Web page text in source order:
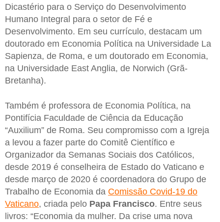
Dicastério para o Serviço do Desenvolvimento
Humano Integral para o setor de Fé e
Desenvolvimento. Em seu currículo, destacam um
doutorado em Economia Política na Universidade La
Sapienza, de Roma, e um doutorado em Economia,
na Universidade East Anglia, de Norwich (Grã-
Bretanha).
Também é professora de Economia Política, na
Pontifícia Faculdade de Ciência da Educação
“Auxilium” de Roma. Seu compromisso com a Igreja
a levou a fazer parte do Comitê Científico e
Organizador da Semanas Sociais dos Católicos,
desde 2019 é conselheira de Estado do Vaticano e
desde março de 2020 é coordenadora do Grupo de
Trabalho de Economia da Comissão Covid-19 do
Vaticano, criada pelo Papa Francisco. Entre seus
livros: “Economia da mulher. Da crise uma nova